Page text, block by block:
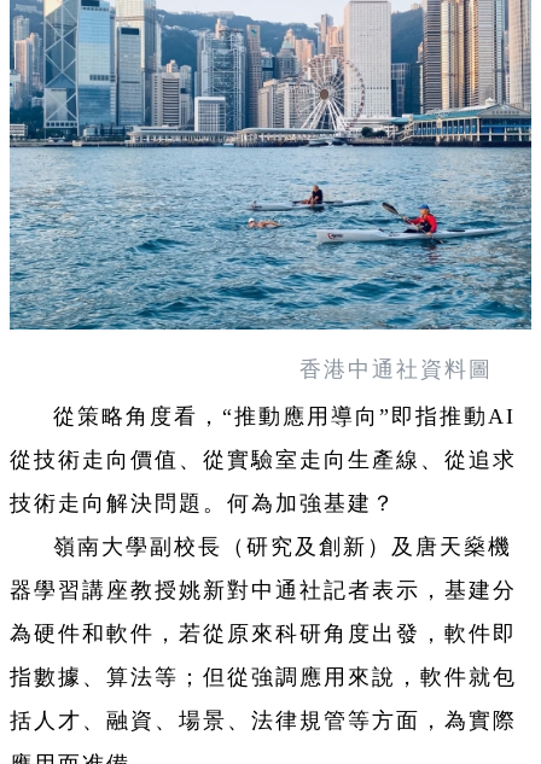
香港中通社資料圖
從策略角度看，“推動應用導向”即指推動AI
從技術走向價值、從實驗室走向生產線、從追求
技術走向解決問題。何為加強基建？
嶺南大學副校長（研究及創新）及唐天燊機
器學習講座教授姚新對中通社記者表示，基建分
為硬件和軟件，若從原來科研角度出發，軟件即
指數據、算法等；但從強調應用來說，軟件就包
括人才、融資、場景、法律規管等方面，為實際